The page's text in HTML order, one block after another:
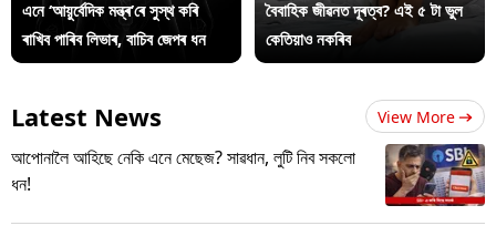
এনে ‘আয়ুৰ্বেদিক মন্ত্ৰ’ৰে সুস্থ কৰি
ৰাখিব পাৰিব লিভাৰ, বাচিব জেপৰ ধন
বৈবাহিক জীৱনত দূৰত্ব? এই ৫ টা ভুল
কেতিয়াও নকৰিব
Latest News View More
আপোনালৈ আহিছে নেকি এনে মেছেজ? সাৱধান, লুটি নিব সকলো
ধন!